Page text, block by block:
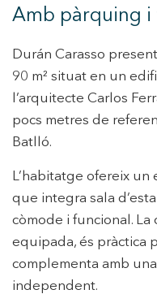
Amb pàrquing i
Durán Carasso
90 m² situat en un
l’arquitecte Carlos
pocs metres de
Batlló.
L’habitatge ofereix
que integra sala
còmode i funcional.
equipada, és pràctica
complementa amb
independent.